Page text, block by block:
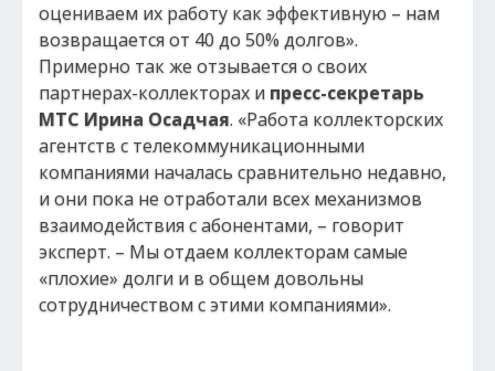
оцениваем их работу как эффективную – нам
возвращается от 40 до 50% долгов».
Примерно так же отзывается о своих
партнерах-коллекторах и пресс-секретарь
МТС Ирина Осадчая. «Работа коллекторских
агентств с телекоммуникационными
компаниями началась сравнительно недавно,
и они пока не отработали всех механизмов
взаимодействия с абонентами, – говорит
эксперт. – Мы отдаем коллекторам самые
«плохие» долги и в общем довольны
сотрудничеством с этими компаниями».